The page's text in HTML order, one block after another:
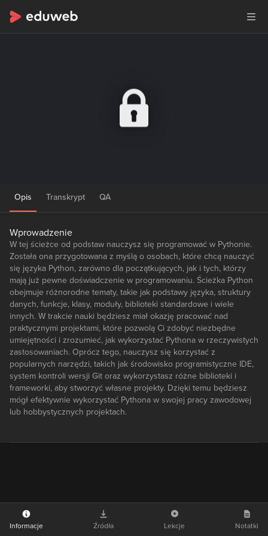
Opis Transkrypt QA
Wprowadzenie
W tej ścieżce od podstaw nauczysz się programować w Pythonie.
Została ona przygotowana z myślą o osobach, które chcą nauczyć
się języka Python, zarówno dla początkujących, jak i tych, którzy
mają już pewne doświadczenie w programowaniu. Ścieżka Python
obejmuje różnorodne tematy, takie jak podstawy języka, struktury
danych, funkcje, klasy, moduły, biblioteki standardowe i wiele
innych. W trakcie nauki będziesz miał okazję pracować nad
praktycznymi projektami, które pozwolą Ci zdobyć niezbędne
umiejętności i zrozumieć, jak wykorzystać Pythona w rzeczywistych
zastosowaniach. Oprócz tego, nauczysz się korzystać z
popularnych narzędzi, takich jak środowisko programistyczne IDE,
system kontroli wersji Git oraz wykorzystasz różne biblioteki i
frameworki, aby stworzyć własne projekty. Dzięki temu będziesz
mógł efektywnie wykorzystać Pythona w swojej pracy zawodowej
lub hobbystycznych projektach.
Informacje Źródła Lekcje Notatki